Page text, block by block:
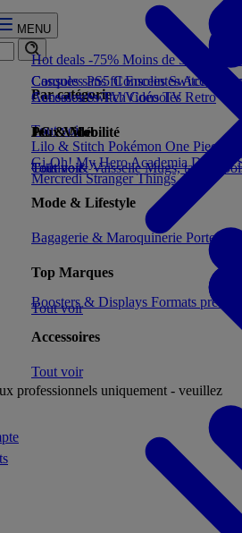
MENU
professionnels uniquement - veuillez
Hot deals -75% Moins de 5€
Par catégorie
Tout voir
Consoles PS5Consoles Switch 2
Consoles SwitchConsoles Retro
Jeux Vidéo
Tout voir
Cuisine & VaisselleMugs, tasses,
Mode & Lifestyle
Bagagerie & Maroquinerie Porte-
Top Marques
Tout voir
Boosters & Displays Formats prêts
Accessoires
Tout voir
Casques sans filEnceintes
Accessoires TV/VidéoTV
PC & Mobilité
Tout voir
Lilo & Stitch Pokémon One Piece
Gi-Oh!My Hero AcademiaDemon
MercrediStranger Things